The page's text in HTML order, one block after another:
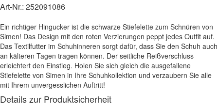
Art-Nr.: 252091086
Ein richtiger Hingucker ist die schwarze Stiefelette zum Schnüren von
Simen! Das Design mit den roten Verzierungen peppt jedes Outfit auf.
Das Textilfutter im Schuhinneren sorgt dafür, dass Sie den Schuh auch
an kälteren Tagen tragen können. Der seitliche Reißverschluss
erleichtert den Einstieg. Holen Sie sich gleich die ausgefallene
Stiefelette von Simen in Ihre Schuhkollektion und verzaubern Sie alle
mit Ihrem unvergesslichen Auftritt!
Details zur Produktsicherheit